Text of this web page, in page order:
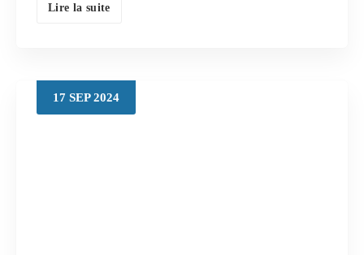
Lire la suite
17 SEP2024